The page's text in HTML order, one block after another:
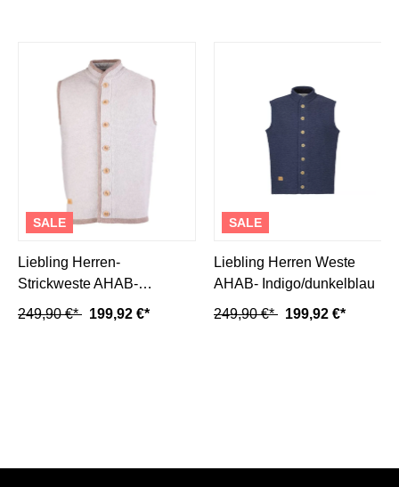
SALE
Liebling Herren-
Strickweste AHAB-
marmor/trüffel
249,90 €* 199,92 €*
SALE
Liebling Herren Weste
AHAB- Indigo/dunkelblau
249,90 €* 199,92 €*